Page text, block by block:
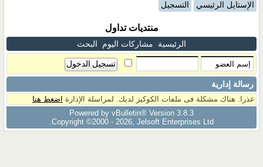
الإستايل الرئيسي التسجيل
منتديات تداول
الرئيسية مشاركات اليوم البحث
رسالة إدارية
عذرا. هناك مشكلة فى ملفات الكوكيز لديك. لمراسلة الإدارة اضغط هنا
Powered by vBulletin® Version 3.8.3
Copyright ©2000 - 2026, Jelsoft Enterprises Ltd.